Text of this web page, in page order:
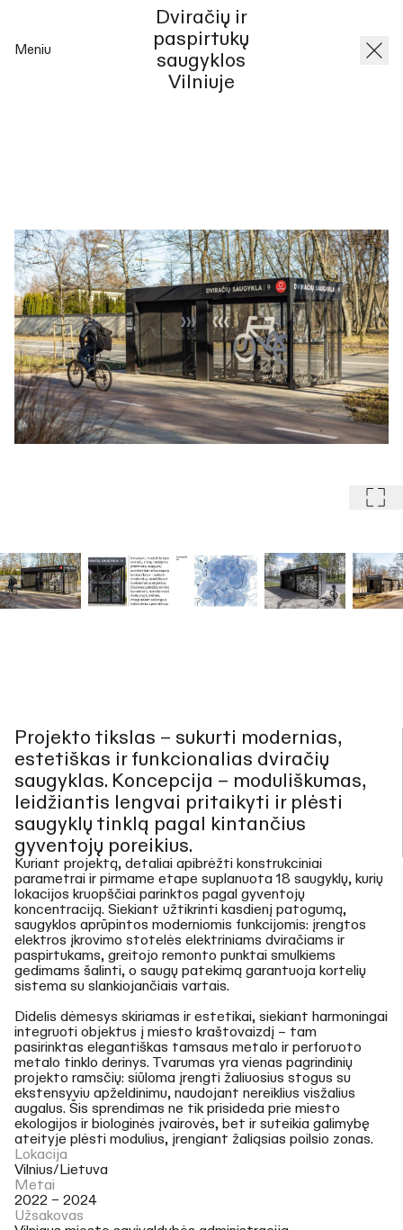
Meniu
Dviračių ir
paspirtukų
saugyklos
Vilniuje
Projekto tikslas – sukurti modernias,
estetiškas ir funkcionalias dviračių
saugyklas. Koncepcija – moduliškumas,
leidžiantis lengvai pritaikyti ir plėsti
saugyklų tinklą pagal kintančius
gyventojų poreikius.
Kuriant projektą, detaliai apibrėžti konstrukciniai
parametrai ir pirmame etape suplanuota 18 saugyklų, kurių
lokacijos kruopščiai parinktos pagal gyventojų
koncentraciją. Siekiant užtikrinti kasdienį patogumą,
saugyklos aprūpintos moderniomis funkcijomis: įrengtos
elektros įkrovimo stotelės elektriniams dviračiams ir
paspirtukams, greitojo remonto punktai smulkiems
gedimams šalinti, o saugų patekimą garantuoja kortelių
sistema su slankiojančiais vartais.
Didelis dėmesys skiriamas ir estetikai, siekiant harmoningai
integruoti objektus į miesto kraštovaizdį – tam
pasirinktas elegantiškas tamsaus metalo ir perforuoto
metalo tinklo derinys. Tvarumas yra vienas pagrindinių
projekto ramsčių: siūloma įrengti žaliuosius stogus su
ekstensyviu apželdinimu, naudojant nereiklius visžalius
augalus. Šis sprendimas ne tik prisideda prie miesto
ekologijos ir biologinės įvairovės, bet ir suteikia galimybę
ateityje plėsti modulius, įrengiant žaliąsias poilsio zonas.
Lokacija
Vilnius/Lietuva
Metai
2022 – 2024
Užsakovas